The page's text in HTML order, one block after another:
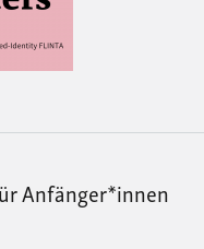
Anfänger*innen